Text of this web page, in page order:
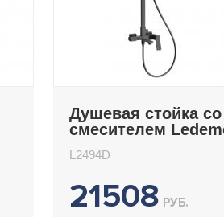
Душевая стойка со
смесителем
L2494D
21508 РУБ.